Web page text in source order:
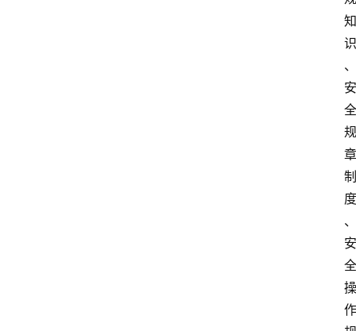
知
识
、
安
全
规
章
制
度
、
安
全
操
作